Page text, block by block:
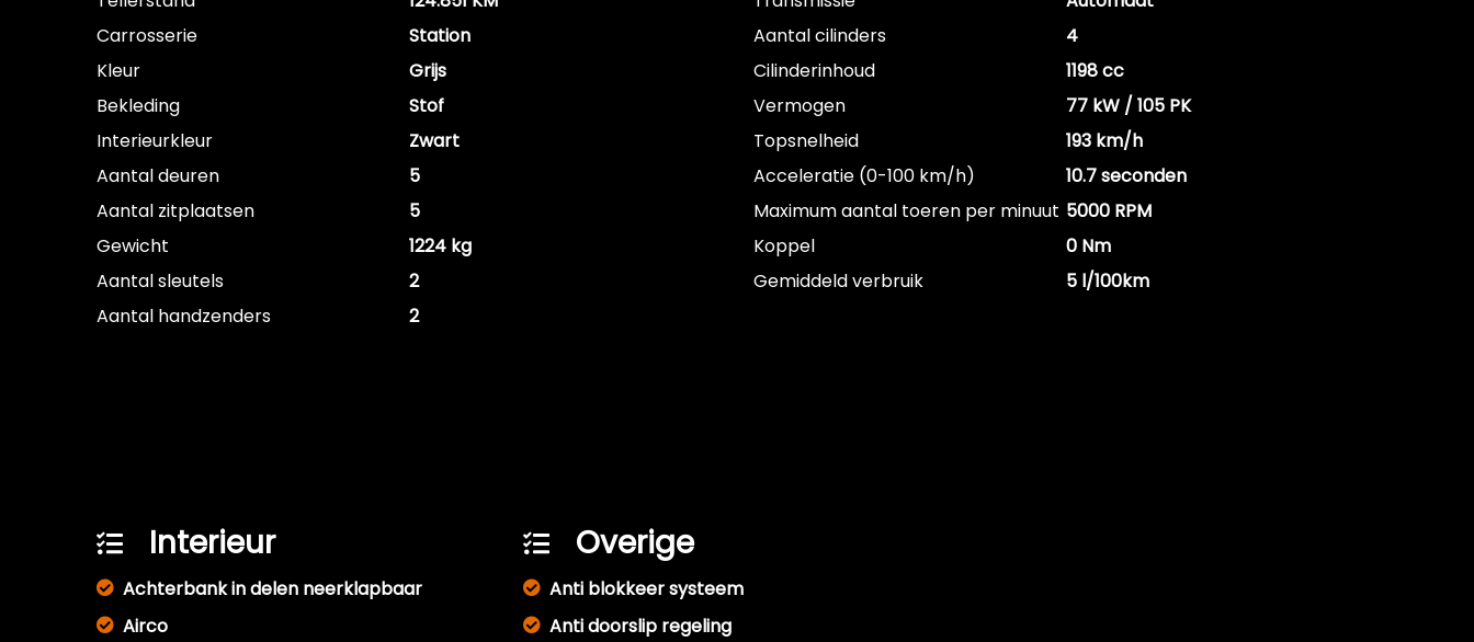
Carrosserie
Station
Kleur
Grijs
Bekleding
Stof
Interieurkleur
Zwart
Aantal deuren
5
Aantal zitplaatsen
5
Gewicht
1224 kg
Aantal sleutels
2
Aantal handzenders
2
Aantal cilinders
4
Cilinderinhoud
1198 cc
Vermogen
77 kW / 105 PK
Topsnelheid
193 km/h
Acceleratie (0-100 km/h)
10.7 seconden
Maximum aantal toeren per minuut 5000 RPM
Koppel
0 Nm
Gemiddeld verbruik
5 l/100km
Interieur
Achterbank in delen neerklapbaar
Airco
Overige
Anti blokkeer systeem
Anti doorslip regeling